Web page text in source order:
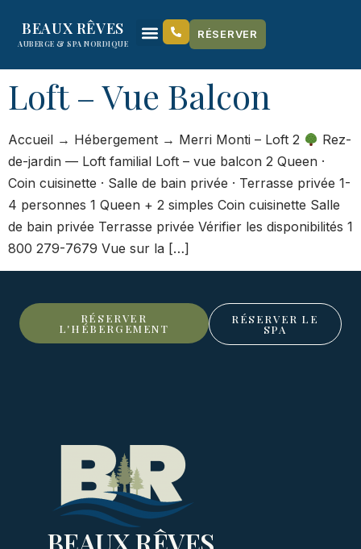
BEAUX RÊVES
AUBERGE & SPA NORDIQUE
RÉSERVER
Loft – Vue Balcon
Accueil → Hébergement → Merri Monti – Loft 2
Rez-
de-jardin — Loft familial Loft – vue balcon 2 Queen ·
Coin cuisinette · Salle de bain privée · Terrasse privée 1-
4 personnes 1 Queen + 2 simples Coin cuisinette Salle
de bain privée Terrasse privée Vérifier les disponibilités 1
800 279-7679 Vue sur la […]
RÉSERVER
L'HÉBERGEMENT
RÉSERVER LE
SPA